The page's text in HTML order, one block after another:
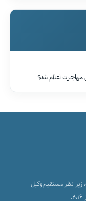
زیر نظر مستقیم وکیل